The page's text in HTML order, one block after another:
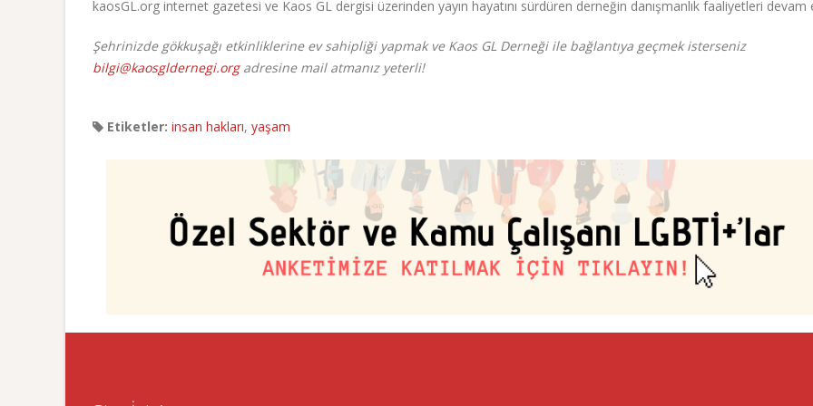
kaosGL.org internet gazetesi ve Kaos GL dergisi üzerinden yayın hayatını sürdüren derneğin danışmanlık faaliyetleri devam
Şehrinizde gökkuşağı etkinliklerine ev sahipliği yapmak ve Kaos GL Derneği ile bağlantıya geçmek isterseniz
bilgi@kaosgldernegi.orgadresine mail atmanız yeterli!
Etiketler: insan hakları, yaşam